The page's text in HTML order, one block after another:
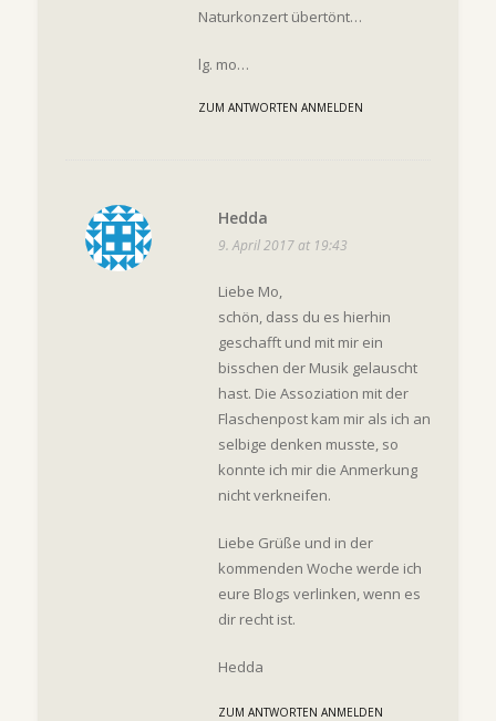
Naturkonzert übertönt…
lg. mo…
ZUM ANTWORTEN ANMELDEN
Hedda
9. April 2017 at 19:43
Liebe Mo,
schön, dass du es hierhin
geschafft und mit mir ein
bisschen der Musik gelauscht
hast. Die Assoziation mit der
Flaschenpost kam mir als ich an
selbige denken musste, so
konnte ich mir die Anmerkung
nicht verkneifen.
Liebe Grüße und in der
kommenden Woche werde ich
eure Blogs verlinken, wenn es
dir recht ist.
Hedda
ZUM ANTWORTEN ANMELDEN